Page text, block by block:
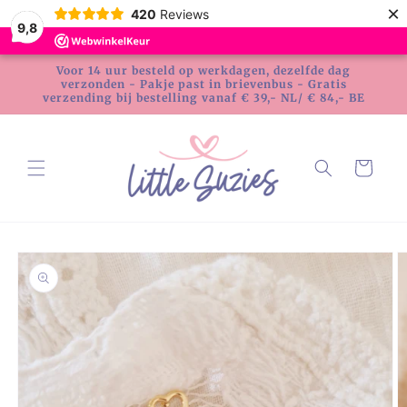
9,8
420 Reviews ×
naar de
content
Voor 14 uur besteld op werkdagen, dezelfde dag
verzonden - Pakje past in brievenbus - Gratis
verzending bij bestelling vanaf € 39,- NL/ € 84,- BE
Winkelwagen
direct naar